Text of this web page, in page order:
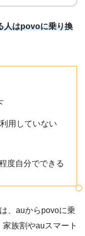
人はpovoに乗り換
用していない
度自分でできる
、auからpovoに乗
族割やauスマート